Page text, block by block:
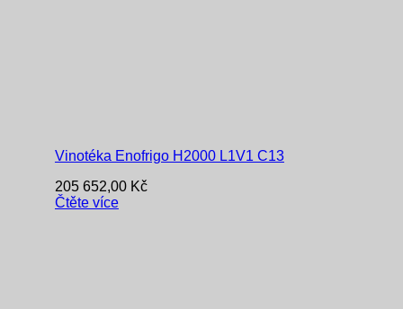
Vinotéka Enofrigo H2000 L1V1 C13
205 652,00 Kč
Čtěte více